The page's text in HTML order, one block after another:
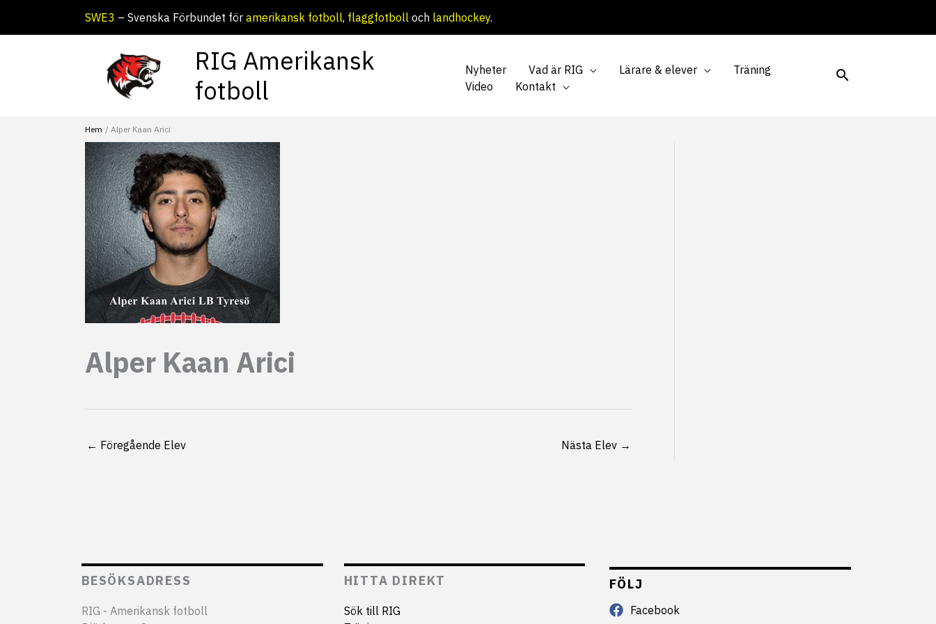
SWE3 – Svenska Förbundet för amerikansk fotboll, flaggfotboll och landhockey.
RIG Amerikansk
fotboll
Nyheter Vad är RIG Lärare & elever
Träning
Video
Kontakt
Hem Alper Kaan Arici
Alper Kaan Arici
← Föregående Elev Nästa Elev →
BESÖKSADRESS
RIG - Amerikansk fotboll
HITTA DIREKT
Sök till RIG
FÖLJ
Facebook